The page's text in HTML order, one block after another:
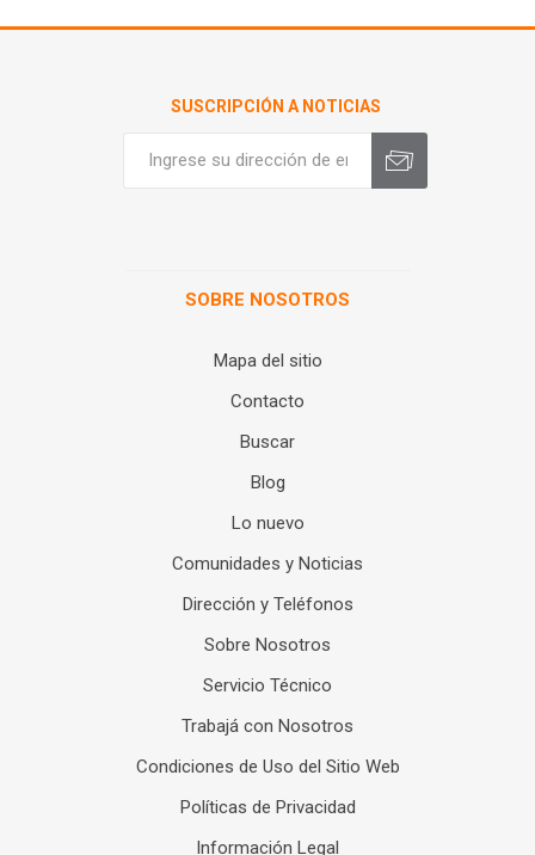
SUSCRIPCIÓN A NOTICIAS
SOBRE NOSOTROS
Mapa del sitio
Contacto
Buscar
Blog
Lo nuevo
Comunidades y Noticias
Dirección y Teléfonos
Sobre Nosotros
Servicio Técnico
Trabajá con Nosotros
Condiciones de Uso del Sitio Web
Políticas de Privacidad
Información Legal